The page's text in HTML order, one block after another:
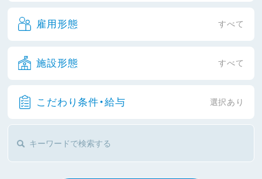
雇用形態 すべて
施設形態 すべて
こだわり条件・給与 選択あり